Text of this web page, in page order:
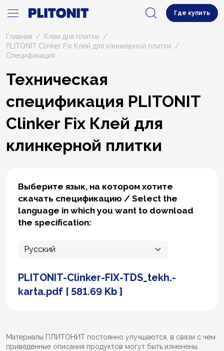
Где купить
Главная
Клеи для плитки
PLITONIT Clinker Fix Клей для клинкерной плитки
Cпецификация
Техническая
спецификация PLITONIT
Clinker Fix Клей для
клинкерной плитки
Выберите язык, на котором хотите
скачать спецификацию / Select the
language in which you want to download
the specification:
PLITONIT-Clinker-FIX-TDS_tekh.-
karta.pdf [ 581.69 Kb ]
Материалы ПЛИТОНИТ постоянно улучшаются, в связи с чем
приведенные описания продуктов могут быть изменены.